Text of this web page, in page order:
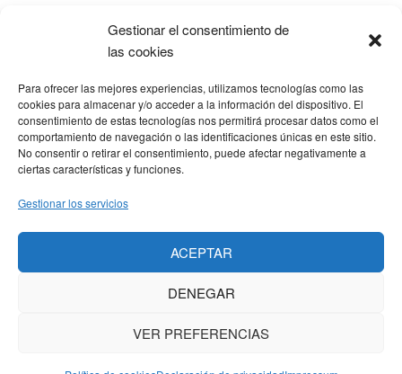
Gestionar el consentimiento de
las cookies
Para ofrecer las mejores experiencias, utilizamos tecnologías como las
cookies para almacenar y/o acceder a la información del dispositivo. El
consentimiento de estas tecnologías nos permitirá procesar datos como el
comportamiento de navegación o las identificaciones únicas en este sitio.
No consentir o retirar el consentimiento, puede afectar negativamente a
ciertas características y funciones.
Gestionar los servicios
ACEPTAR
DENEGAR
VER PREFERENCIAS
Popular Recent Comments
SOBRE LA AFILIACIÓN
Los costes de este blog se sufragan en parte mediante
enlaces de afiliación, que hacen que se gane una
de los mismos. No hay ningún coste adicional para ti, y
solo enlazo a productos que yo mismo uso y
Copyright PadelGood © 2026